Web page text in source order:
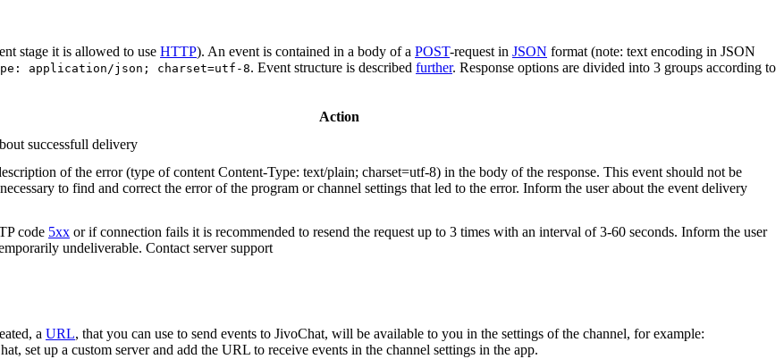
stage it is allowed to use HTTP). An event is contained in a body of a POST-request in JSON format (note: text encoding in JSON
application/json; charset=utf-8. Event structure is described further. Response options are divided into 3 groups according to
Action
successfull delivery
of the error (type of content Content-Type: text/plain; charset=utf-8) in the body of the response. This event should not be
to find and correct the error of the program or channel settings that led to the error. Inform the user about the event delivery
code 5xx or if connection fails it is recommended to resend the request up to 3 times with an interval of 3-60 seconds. Inform the user
undeliverable. Contact server support
a URL, that you can use to send events to JivoChat, will be available to you in the settings of the channel, for example:
set up a custom server and add the URL to receive events in the channel settings in the app.